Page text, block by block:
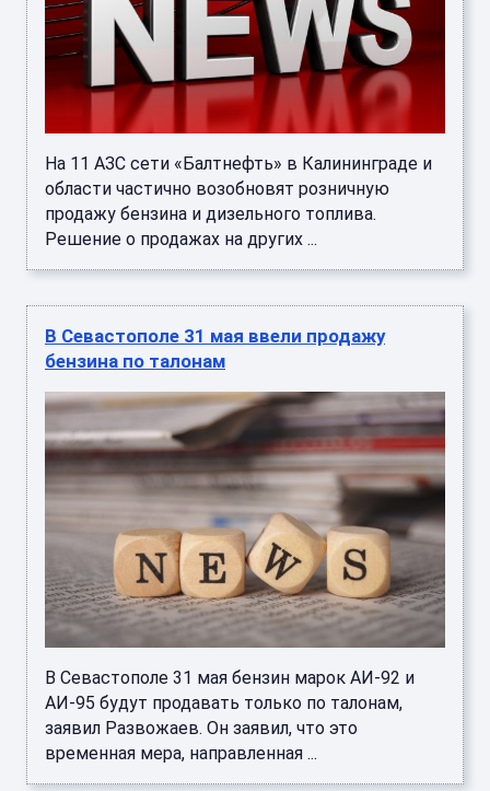
На 11 АЗС сети «Балтнефть» в Калининграде и
области частично возобновят розничную
продажу бензина и дизельного топлива.
Решение о продажах на других ...
В Севастополе 31 мая ввели продажу
бензина по талонам
В Севастополе 31 мая бензин марок АИ-92 и
АИ-95 будут продавать только по талонам,
заявил Развожаев. Он заявил, что это
временная мера, направленная ...